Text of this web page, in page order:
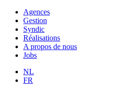
Agences
Gestion
Syndic
Réalisations
A propos de nous
Jobs
NL
FR